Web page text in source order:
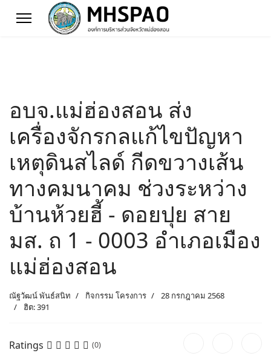
อบจ.แม่ฮ่องสอน ส่ง
เครื่องจักรกลแก้ไขปัญหา
เหตุดินสไลด์ กีดขวางเส้น
ทางคมนาคม ช่วงระหว่าง
บ้านห้วยฮี้ - ดอยปุย สาย
มส. ถ 1 - 0003 อำเภอเมือง
แม่ฮ่องสอน
ณัฐวัฒน์ พันธ์สนิท กิจกรรม โครงการ
28 กรกฎาคม 2568
ฮิต: 391
Ratings (0)